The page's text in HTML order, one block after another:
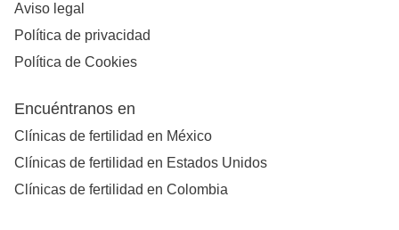
Aviso legal
Política de privacidad
Política de Cookies
Encuéntranos en
Clínicas de fertilidad en México
Clínicas de fertilidad en Estados Unidos
Clínicas de fertilidad en Colombia